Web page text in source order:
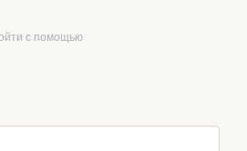
с помощью